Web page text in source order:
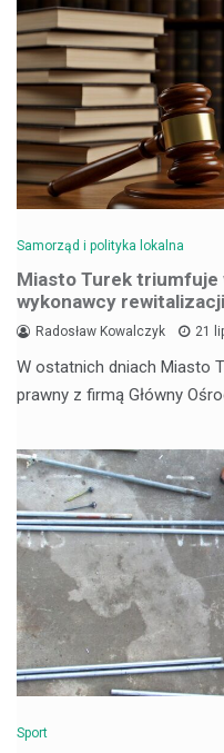
Samorząd i polityka lokalna
Miasto Turek triumfuje
wykonawcy
Radosław Kowalczyk 21
W ostatnich dniach Miasto
prawny z firmą Główny
Sport